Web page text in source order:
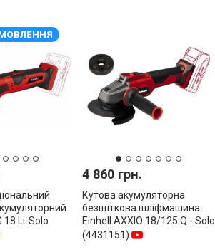
18 Li-Solo
4 860 грн.
Кутова акумуляторна
безщіткова шліфмашина
Einhell AXXIO 18/125 Q - Solo
(4431151)